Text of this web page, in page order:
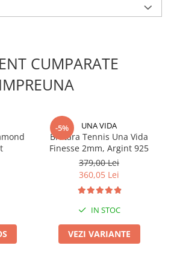
CUMPARATE
IMPREUNA
-5% UNA VIDA
Bratara Tennis Una Vida
Finesse 2mm, Argint 925
379,00 Lei
360,05 Lei
IN STOC
VEZI VARIANTE